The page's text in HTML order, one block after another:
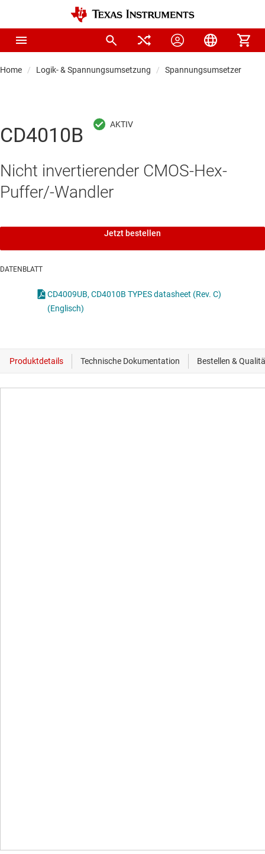
Home Logik- & Spannungsumsetzung Spannungsumsetzer &
CD4010B
Nicht invertierender CMOS-Hex-
Puffer/-Wandler
Jetzt bestellen
DATENBLATT
CD4009UB, CD4010B TYPES datasheet (Rev. C)
(Englisch)